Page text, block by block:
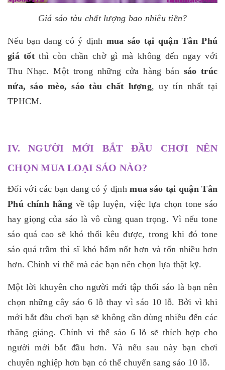
Giá sáo tàu chất lượng bao nhiêu tiền?
Nếu bạn đang có ý định mua sáo tại quận Tân Phú
giá tốtthì còn chần chờ gì mà không đến ngay với
Thu Nhạc. Một trong những cửa hàng bán sáo trúc
nứa, sáo mèo, sáo tàu chất lượng, uy tín nhất tại
TPHCM.
IV. NGƯỜI MỚI BẮT ĐẦU CHƠI NÊN
CHỌN MUA LOẠI SÁO NÀO?
Đối với các bạn đang có ý địnhmua sáo tại quận Tân
Phú chính hãngvề tập luyện, việc lựa chọn tone sáo
hay giọng của sáo là vô cùng quan trọng. Vì nếu tone
sáo quá cao sẽ khó thổi kêu được, trong khi đó tone
sáo quá trầm thì sĩ khó bấm nốt hơn và tốn nhiều hơn
hơn. Chính vì thế mà các bạn nên chọn lựa thật kỹ.
Một lời khuyên cho người mới tập thổi sáo là bạn nên
chọn những cây sáo 6 lỗ thay vì sáo 10 lỗ. Bởi vì khi
mới bắt đầu chơi bạn sẽ không cần dùng nhiều đến các
thăng giáng. Chính vì thế sáo 6 lỗ sẽ thích hợp cho
người mới bắt đầu hơn. Và nếu sau này bạn chơi
chuyên nghiệp hơn bạn có thể chuyển sang sáo 10 lỗ.